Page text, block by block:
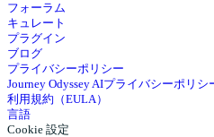
フォーラム
キュレート
プラグイン
ブログ
プライバシーポリシー
Journey Odyssey AIプライバシーポリシ
利用規約（EULA）
言語
Cookie 設定